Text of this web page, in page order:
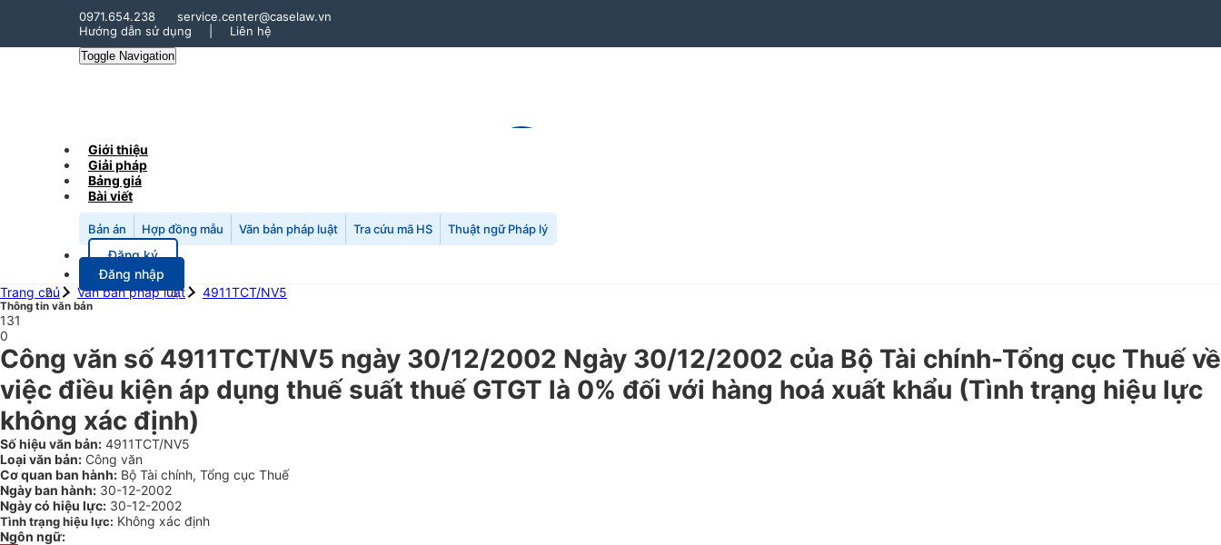
0971.654.238
service.center@caselaw.vn
Hướng dẫn sử dụng
Liên hệ
Toggle Navigation
Giới thiệu
Giải pháp
Bảng giá
Bài viết
Bản án Hợp đồng mẫu Văn bản pháp luật Tra cứu mã HS Thuật ngữ Pháp lý
Đăng ký
Đăng nhập
Trang chủ
Văn bản pháp luật 4911TCT/NV5
Thông tin văn bản
131
0
Công văn số 4911TCT/NV5 ngày 30/12/2002 Ngày 30/12/2002 của Bộ Tài chính-Tổng cục Thuế về
việc điều kiện áp dụng thuế suất thuế GTGT là 0% đối với hàng hoá xuất khẩu (Tình trạng hiệu lực
không xác định)
Số hiệu văn bản: 4911TCT/NV5
Loại văn bản: Công văn
Cơ quan ban hành: Bộ Tài chính, Tổng cục Thuế
Ngày ban hành: 30-12-2002
Ngày có hiệu lực: 30-12-2002
Tình trạng hiệu lực: Không xác định
Ngôn ngữ: